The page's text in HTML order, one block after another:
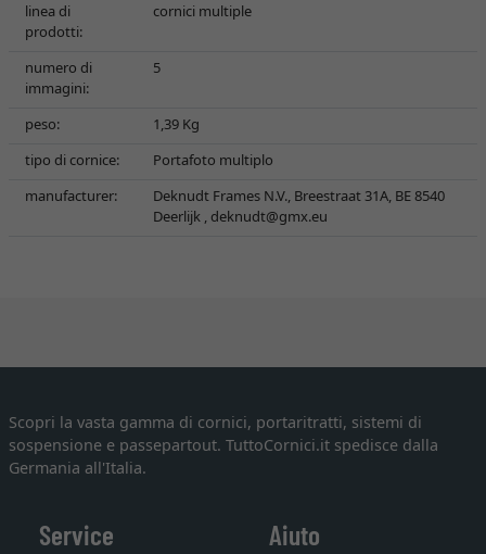
linea di
prodotti:
cornici multiple
numero di
immagini:
5
peso:
1,39 Kg
tipo di cornice:
Portafoto multiplo
manufacturer:
Deknudt Frames N.V., Breestraat 31A, BE 8540
Deerlijk , deknudt@gmx.eu
Scopri la vasta gamma di cornici, portaritratti, sistemi di
sospensione e passepartout. TuttoCornici.it spedisce dalla
Germania all'Italia.
Service Aiuto